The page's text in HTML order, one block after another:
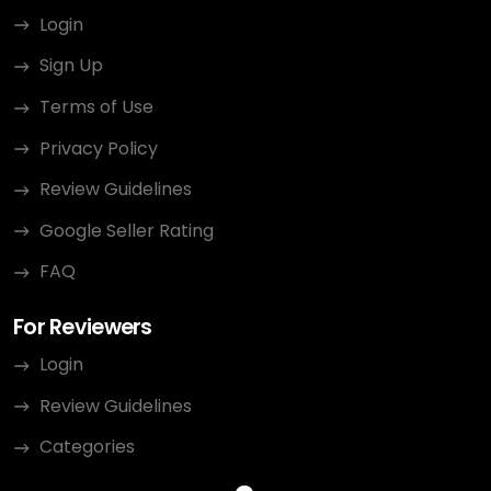
Login
Sign Up
Terms of Use
Privacy Policy
Review Guidelines
Google Seller Rating
FAQ
For Reviewers
Login
Review Guidelines
Categories